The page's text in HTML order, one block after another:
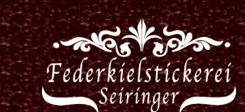
Zum
Inhalt
springen